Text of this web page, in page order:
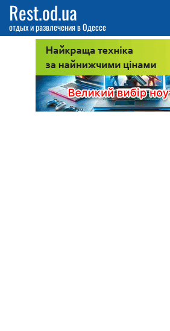
Rest.od.ua
отдых и развлечения в Одессе